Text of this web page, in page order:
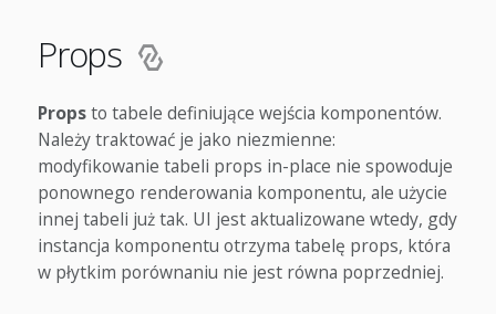
Props
Propsto tabele definiujące wejścia komponentów.
Należy traktować je jako niezmienne:
modyfikowanie tabeli props in-place nie spowoduje
ponownego renderowania komponentu, ale użycie
innej tabeli już tak. UI jest aktualizowane wtedy, gdy
instancja komponentu otrzyma tabelę props, która
w płytkim porównaniu nie jest równa poprzedniej.